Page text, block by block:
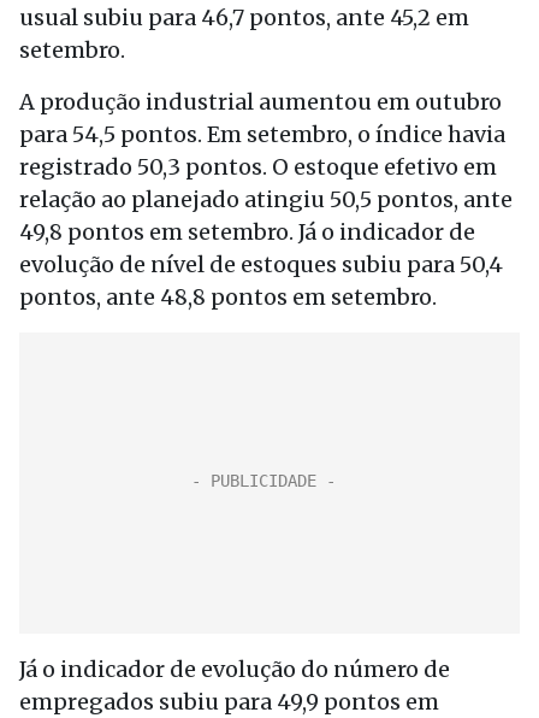
usual subiu para 46,7 pontos, ante 45,2 em
setembro.
A produção industrial aumentou em outubro
para 54,5 pontos. Em setembro, o índice havia
registrado 50,3 pontos. O estoque efetivo em
relação ao planejado atingiu 50,5 pontos, ante
49,8 pontos em setembro. Já o indicador de
evolução de nível de estoques subiu para 50,4
pontos, ante 48,8 pontos em setembro.
Já o indicador de evolução do número de
empregados subiu para 49,9 pontos em